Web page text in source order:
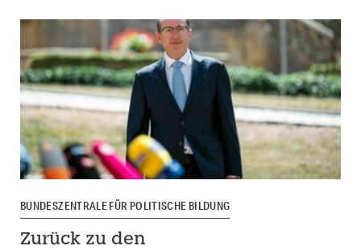
BUNDESZENTRALE FÜR POLITISCHE BILDUNG
Zurück zu den